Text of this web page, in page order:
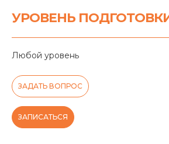
УРОВЕНЬ
Любой уровень
ЗАДАТЬ ВОПРОС
ЗАПИСАТЬСЯ